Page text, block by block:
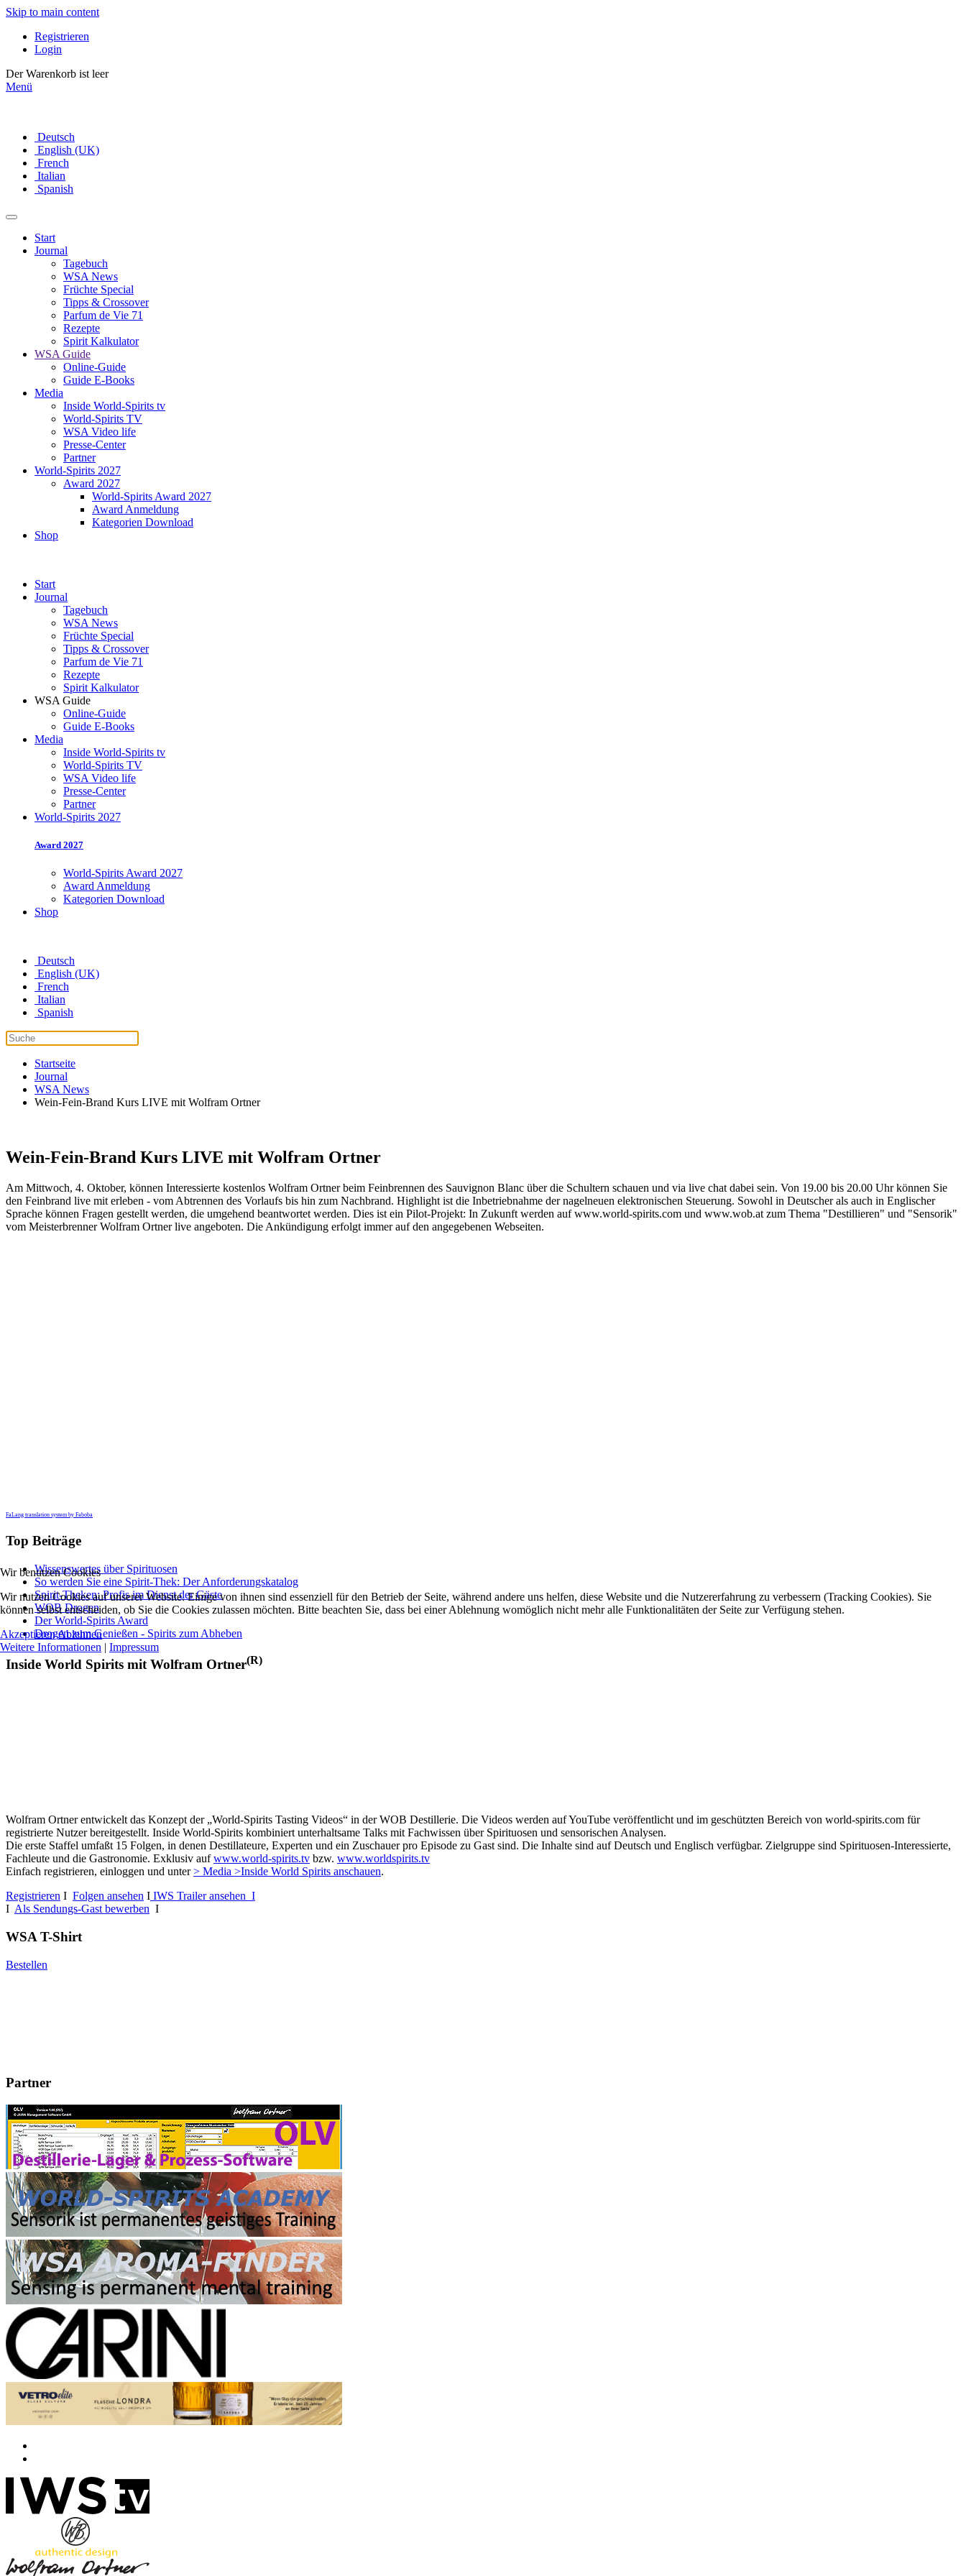
Skip to main content
Registrieren
Login
Der Warenkorb ist leer
Menü
Deutsch
English (UK)
French
Italian
Spanish
Start
Journal
Tagebuch
WSA News
Früchte Special
Tipps & Crossover
Parfum de Vie 71
Rezepte
Spirit Kalkulator
WSA Guide
Online-Guide
Guide E-Books
Media
Inside World-Spirits tv
World-Spirits TV
WSA Video life
Presse-Center
Partner
World-Spirits 2027
Award 2027
World-Spirits Award 2027
Award Anmeldung
Kategorien Download
Shop
Start
Journal
Tagebuch
WSA News
Früchte Special
Tipps & Crossover
Parfum de Vie 71
Rezepte
Spirit Kalkulator
WSA Guide
Online-Guide
Guide E-Books
Media
Inside World-Spirits tv
World-Spirits TV
WSA Video life
Presse-Center
Partner
World-Spirits 2027
Award 2027
World-Spirits Award 2027
Award Anmeldung
Kategorien Download
Shop
Deutsch
English (UK)
French
Italian
Spanish
Startseite
Journal
WSA News
Wein-Fein-Brand Kurs LIVE mit Wolfram Ortner
Wein-Fein-Brand Kurs LIVE mit Wolfram Ortner
Am Mittwoch, 4. Oktober, können Interessierte kostenlos Wolfram Ortner beim Feinbrennen des Sauvignon Blanc über die Schultern schauen und via live chat dabei sein. Von 19.00 bis 20.00 Uhr können Sie
den Feinbrand live mit erleben - vom Abtrennen des Vorlaufs bis hin zum Nachbrand. Highlight ist die Inbetriebnahme der nagelneuen elektronischen Steuerung. Sowohl in Deutscher als auch in Englischer
Sprache können Fragen gestellt werden, die umgehend beantwortet werden. Dies ist ein Pilot-Projekt: In Zukunft werden auf www.world-spirits.com und www.wob.at zum Thema "Destillieren" und "Sensorik"
vom Meisterbrenner Wolfram Ortner live angeboten. Die Ankündigung erfolgt immer auf den angegebenen Webseiten.
FaLang translation system by Faboba
Top Beiträge
Wissenswertes über Spirituosen
So werden Sie eine Spirit-Thek: Der Anforderungskatalog
Spirit-Theken: Profis im Dienst der Gäste
WOB Drogen
Der World-Spirits Award
Drogen zum Genießen - Spirits zum Abheben
Inside World Spirits mit Wolfram Ortner(R)
Wolfram Ortner entwickelt das Konzept der „World-Spirits Tasting Videos“ in der WOB Destillerie. Die Videos werden auf YouTube veröffentlicht und im geschützten Bereich von world-spirits.com für
registrierte Nutzer bereitgestellt. Inside World-Spirits kombiniert unterhaltsame Talks mit Fachwissen über Spirituosen und sensorischen Analysen.
Die erste Staffel umfaßt 15 Folgen, in denen Destillateure, Experten und ein Zuschauer pro Episode zu Gast sind. Die Inhalte sind auf Deutsch und Englisch verfügbar. Zielgruppe sind Spirituosen-Interessierte,
Fachleute und die Gastronomie. Exklusiv aufwww.world-spirits.tv bzw. www.worldspirits.tv
Einfach registrieren, einloggen und unter> Media >Inside World Spirits anschauen.
Registrieren I Folgen ansehen I IWS Trailer ansehen I
I Als Sendungs-Gast bewerben I
WSA T-Shirt
Bestellen
Partner
Wir benutzen Cookies
Wir nutzen Cookies auf unserer Website. Einige von ihnen sind essenziell für den Betrieb der Seite, während andere uns helfen, diese Website und die Nutzererfahrung zu verbessern (Tracking Cookies). Sie
können selbst entscheiden, ob Sie die Cookies zulassen möchten. Bitte beachten Sie, dass bei einer Ablehnung womöglich nicht mehr alle Funktionalitäten der Seite zur Verfügung stehen.
AkzeptierenAblehnen
Weitere Informationen | Impressum